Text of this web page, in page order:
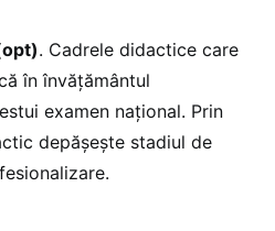
. Cadrele didactice care
în învăţământul
examen național. Prin
depășește stadiul de